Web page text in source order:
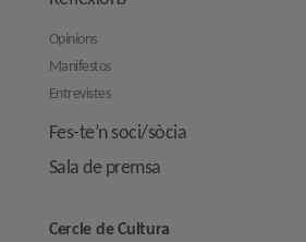
Opinions
Manifestos
Entrevistes
Fes-te’n soci/sòcia
Sala de premsa
Cercle de Cultura